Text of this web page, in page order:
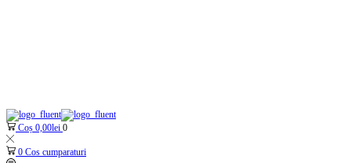
Coș 0,00lei 0
0 Cos cumparaturi